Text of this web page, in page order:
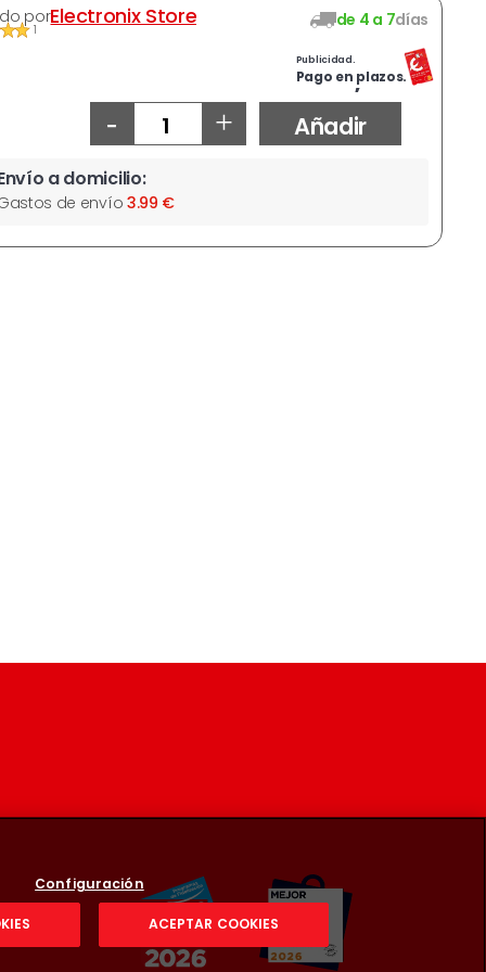
porElectronix Store
1 de 4 a 7días
541,47 €
Publicidad.
Pago en plazos.
- + Añadir
a domicilio:
de envío 3.99 €
Configuración
ACEPTAR COOKIES